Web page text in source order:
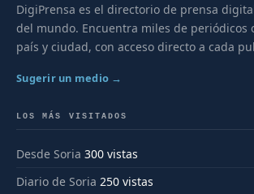
DigiPrensa es el directorio de prensa
del mundo. Encuentra miles de periódicos
país y ciudad, con acceso directo a cada
Sugerir un medio →
LOS MÁS VISITADOS
Desde Soria 300 vistas
Diario de Soria 250 vistas